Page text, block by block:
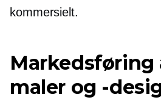
kommersielt.
Markedsføring
maler og -